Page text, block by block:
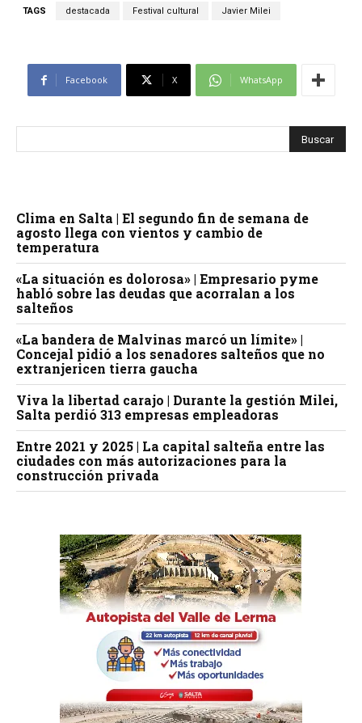
TAGS destacada Festival cultural Javier Milei
Facebook X WhatsApp
Clima en Salta | El segundo fin de semana de
agosto llega con vientos y cambio de
temperatura
«La situación es dolorosa» | Empresario pyme
habló sobre las deudas que acorralan a los
salteños
«La bandera de Malvinas marcó un límite» |
Concejal pidió a los senadores salteños que no
extranjericen tierra gaucha
Viva la libertad carajo | Durante la gestión Milei,
Salta perdió 313 empresas empleadoras
Entre 2021 y 2025 | La capital salteña entre las
ciudades con más autorizaciones para la
construcción privada